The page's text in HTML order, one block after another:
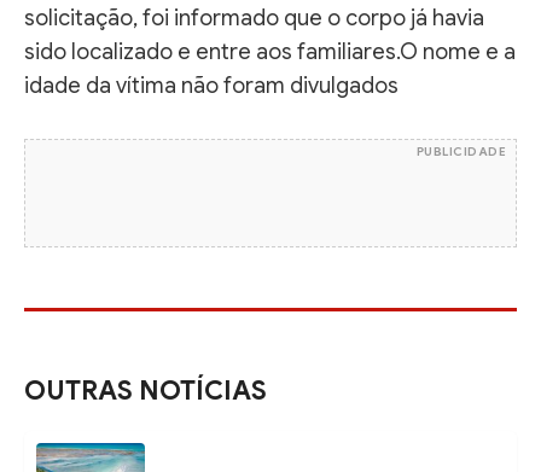
solicitação, foi informado que o corpo já havia
sido localizado e entre aos familiares.O nome e a
idade da vítima não foram divulgados
PUBLICIDADE
OUTRAS NOTÍCIAS